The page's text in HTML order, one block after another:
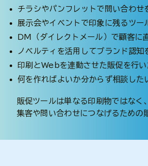
チラシやパンフレットで問い合わせ
展示会やイベントで印象に残るツー
DM（ダイレクトメール）で顧客に
ノベルティを活用してブランド認知
印刷とWebを連動させた販促を行い
何を作ればよいか分からず相談した
販促ツールは単なる印刷物ではなく、
集客や問い合わせにつなげるための